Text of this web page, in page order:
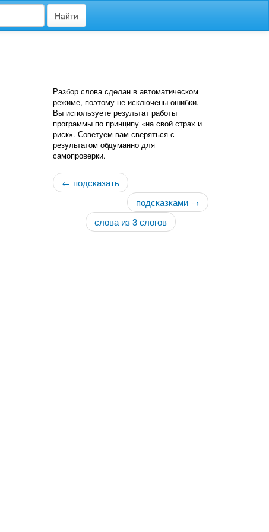
Найти
Разбор слова сделан в автоматическом
режиме, поэтому не исключены ошибки.
Вы используете результат работы
программы по принципу «на свой страх и
риск». Советуем вам сверяться с
результатом обдуманно для
самопроверки.
← подсказать
подсказками →
слова из 3 слогов